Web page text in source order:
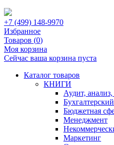
+7 (499) 148-9970
Избранное
Товаров (0)
Моя корзина
Сейчас ваша корзина пуста
Каталог товаров
КНИГИ
Аудит,
Бюджетная
Менеджмент
Маркетинг